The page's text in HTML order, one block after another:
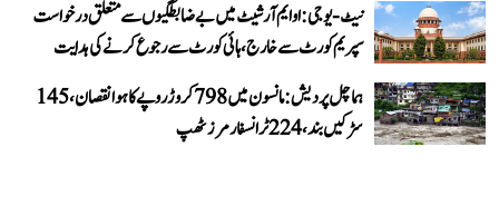
نیٹ-یو جی: او ایم آر شیٹ میں بے ضابطگیوں سے متعلق درخواست
سپریم کورٹ سے خارج، ہائی کورٹ سے رجوع کرنے کی ہدایت
ہماچل پردیش: مانسون میں 798 کروڑ روپے کا ہوا نقصان، 145
سڑکیں بند، 224 ٹرانسفارمرز ٹھپ